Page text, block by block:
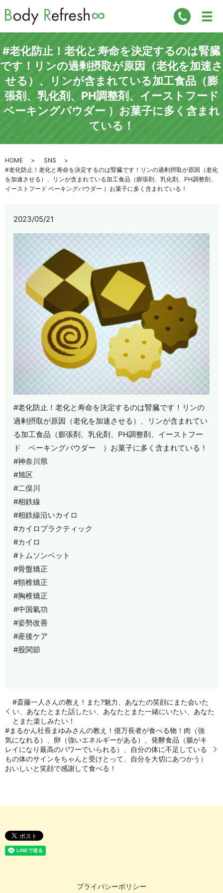
#老化防止！老化と寿命を決定するのは腎臓
です！リンの過剰摂取が原因（老化を加速さ
せる）、リンが含まれている加工食品（膨
張剤、乳化剤、PH調整剤、イーストフード
ベーキングパウダー ）お菓子に多く含まれ
ている！
HOME
SNS
#老化防止！老化と寿命を決定するのは腎臓です！リンの過剰摂取が原因（老化
を加速させる）、リンが含まれている加工食品（膨張剤、乳化剤、PH調整剤、
イーストフード ベーキングパウダー ）お菓子に多く含まれている！
2023/05/21
#老化防止！老化と寿命を決定するのは腎臓です！リンの
過剰摂取が原因（老化を加速させる）、リンが含まれてい
る加工食品（膨張剤、乳化剤、PH調整剤、イーストフー
ド ベーキングパウダー ）お菓子に多く含まれている！
#神奈川県
#旭区
#二俣川
#相鉄線
#相鉄線沿いカイロ
#カイロプラクティック
#カイロ
#トムソンベット
#骨盤矯正
#頸椎矯正
#胸椎矯正
#中国氣功
#姿勢改善
#産後ケア
#股関節
#斎藤一人さんの教え！また?魅力、あなたの笑顔にまた会いた
い、あなたとまた話したい、あなたとまた一緒にいたい、あなた
とまた楽しみたい！
#まるかん社長まゆみさんの教え！億万長者が食べる物！肉（強
気になれる）、卵（強いエネルギーがある）、発酵食品（腸がキ
レイになり最高のパワーでいられる）、自分の体に不足している
もの体のサインをちゃんと受けとって、自分を大切にあつかう）
おいしいと笑顔で感謝して食べる！
プライバシーポリシー